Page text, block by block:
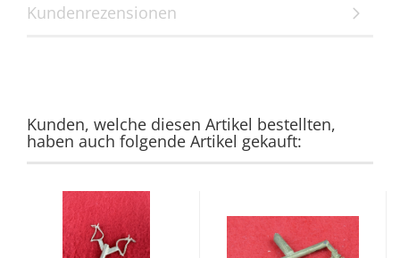
Kundenrezensionen
Kunden, welche diesen Artikel bestellten,
haben auch folgende Artikel gekauft: